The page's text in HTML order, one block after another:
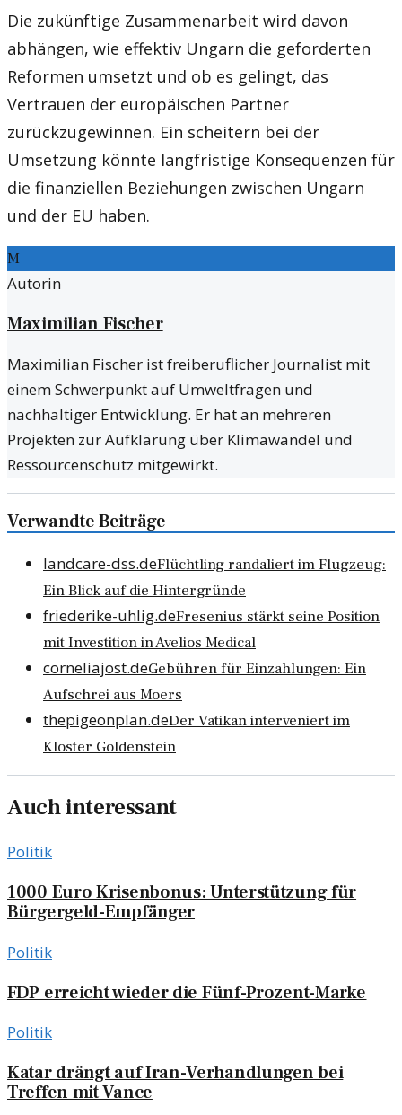
Die zukünftige Zusammenarbeit wird davon
abhängen, wie effektiv Ungarn die geforderten
Reformen umsetzt und ob es gelingt, das
Vertrauen der europäischen Partner
zurückzugewinnen. Ein scheitern bei der
Umsetzung könnte langfristige Konsequenzen für
die finanziellen Beziehungen zwischen Ungarn
und der EU haben.
M
Autorin
Maximilian Fischer
Maximilian Fischer ist freiberuflicher Journalist mit
einem Schwerpunkt auf Umweltfragen und
nachhaltiger Entwicklung. Er hat an mehreren
Projekten zur Aufklärung über Klimawandel und
Ressourcenschutz mitgewirkt.
Verwandte Beiträge
landcare-dss.deFlüchtling randaliert im Flugzeug:
Ein Blick auf die Hintergründe
friederike-uhlig.deFresenius stärkt seine Position
mit Investition in Avelios Medical
corneliajost.deGebühren für Einzahlungen: Ein
Aufschrei aus Moers
thepigeonplan.deDer Vatikan interveniert im
Kloster Goldenstein
Auch interessant
Politik
1000 Euro Krisenbonus: Unterstützung für
Bürgergeld-Empfänger
Politik
FDP erreicht wieder die Fünf-Prozent-Marke
Politik
Katar drängt auf Iran-Verhandlungen bei
Treffen mit Vance